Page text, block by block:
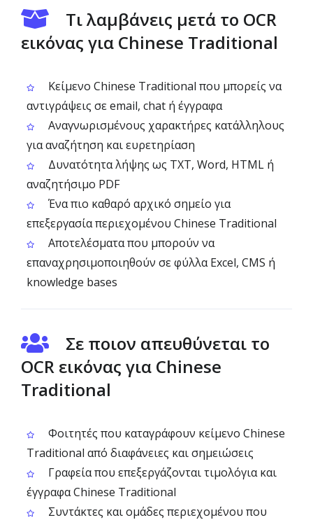
Τι λαμβάνεις μετά το OCR
εικόνας για Chinese Traditional
Κείμενο Chinese Traditional που μπορείς να
αντιγράψεις σε email, chat ή έγγραφα
Αναγνωρισμένους χαρακτήρες κατάλληλους
για αναζήτηση και ευρετηρίαση
Δυνατότητα λήψης ως TXT, Word, HTML ή
αναζητήσιμο PDF
Ένα πιο καθαρό αρχικό σημείο για
επεξεργασία περιεχομένου Chinese Traditional
Αποτελέσματα που μπορούν να
επαναχρησιμοποιηθούν σε φύλλα Excel, CMS ή
knowledge bases
Σε ποιον απευθύνεται το
OCR εικόνας για Chinese
Traditional
Φοιτητές που καταγράφουν κείμενο Chinese
Traditional από διαφάνειες και σημειώσεις
Γραφεία που επεξεργάζονται τιμολόγια και
έγγραφα Chinese Traditional
Συντάκτες και ομάδες περιεχομένου που